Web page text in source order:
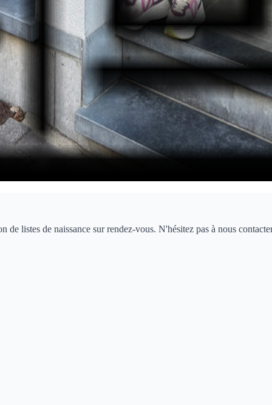
discuter, de comparer et de vous conseiller. Nous
sereinement avec des articles de qualité.
listes de naissance sur rendez-vous. N'hésitez pas à nous